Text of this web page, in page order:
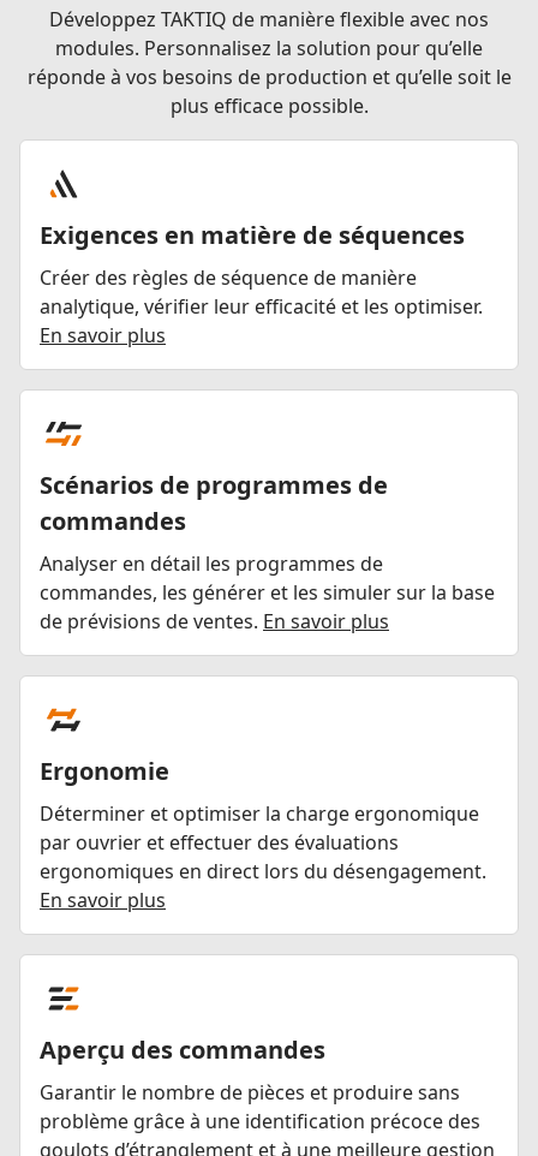
Développez TAKTIQ de manière flexible avec nos
modules. Personnalisez la solution pour qu’elle
réponde à vos besoins de production et qu’elle soit le
plus efficace possible.
Exigences en matière de séquences
Créer des règles de séquence de manière
analytique, vérifier leur efficacité et les optimiser.
En savoir plus
Scénarios de programmes de
commandes
Analyser en détail les programmes de
commandes, les générer et les simuler sur la base
de prévisions de ventes. En savoir plus
Ergonomie
Déterminer et optimiser la charge ergonomique
par ouvrier et effectuer des évaluations
ergonomiques en direct lors du désengagement.
En savoir plus
Aperçu des commandes
Garantir le nombre de pièces et produire sans
problème grâce à une identification précoce des
goulots d’étranglement et à une meilleure gestion